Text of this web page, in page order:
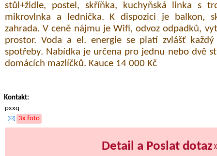
stůl+židle, postel, skříňka, kuchyňská linka s
mikrovlnka a lednička. K dispozici je balkon,
zahrada. V ceně nájmu je Wifi, odvoz odpadků,
prostor. Voda a el. energie se platí zvlášť
spotřeby. Nabídka je určena pro jednu nebo dvě
domácích mazlíčků. Kauce 14 000 Kč
Kontakt:
pxxq
3x foto
Detail a Poslat dotaz